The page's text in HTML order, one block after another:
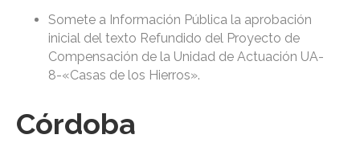
Somete a Información Pública la aprobación
inicial del texto Refundido del Proyecto de
Compensación de la Unidad de Actuación UA-
8-«Casas de los Hierros».
Córdoba